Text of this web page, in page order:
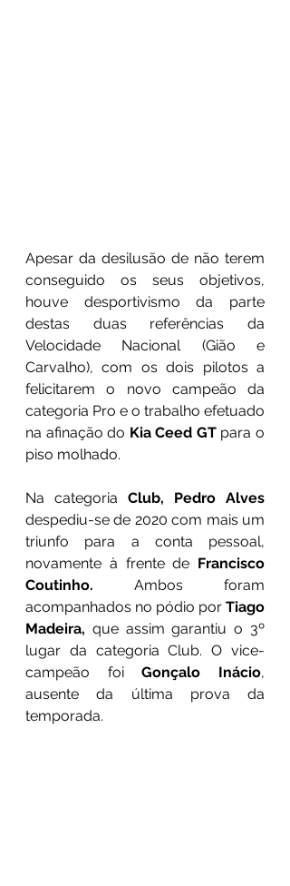
Apesar da desilusão de não terem
conseguido os seus objetivos,
houve desportivismo da parte
destas duas referências da
Velocidade Nacional (Gião e
Carvalho), com os dois pilotos a
felicitarem o novo campeão da
categoria Pro e o trabalho efetuado
na afinação do Kia Ceed GT para o
piso molhado.
Na categoria Club, Pedro Alves
despediu-se de 2020 com mais um
triunfo para a conta pessoal,
novamente à frente de Francisco
Coutinho. Ambos foram
acompanhados no pódio por Tiago
Madeira, que assim garantiu o 3º
lugar da categoria Club. O vice-
campeão foi Gonçalo Inácio,
ausente da última prova da
temporada.